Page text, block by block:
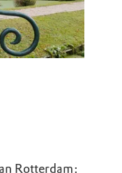
Rotterdam: